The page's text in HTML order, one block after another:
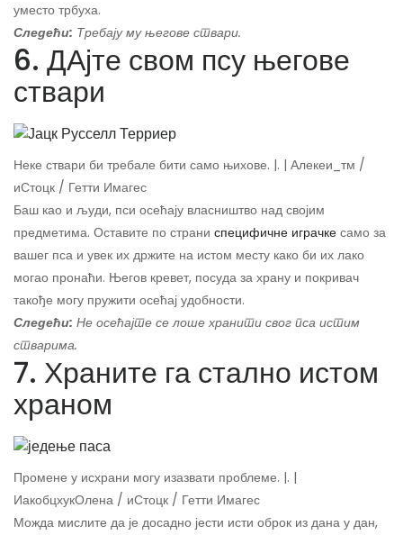
уместо трбуха.
Следећи: Требају му његове ствари.
6. ДАјте свом псу његове
ствари
Неке ствари би требале бити само њихове. |. | Алекеи_тм /
иСтоцк / Гетти Имагес
Баш као и људи, пси осећају власништво над својим
предметима. Оставите по страни специфичне играчке само за
вашег пса и увек их држите на истом месту како би их лако
могао пронаћи. Његов кревет, посуда за храну и покривач
такође могу пружити осећај удобности.
Следећи: Не осећајте се лоше хранити свог пса истим
стварима.
7. Храните га стално истом
храном
Промене у исхрани могу изазвати проблеме. |. |
ИакобцхукОлена / иСтоцк / Гетти Имагес
Можда мислите да је досадно јести исти оброк из дана у дан,